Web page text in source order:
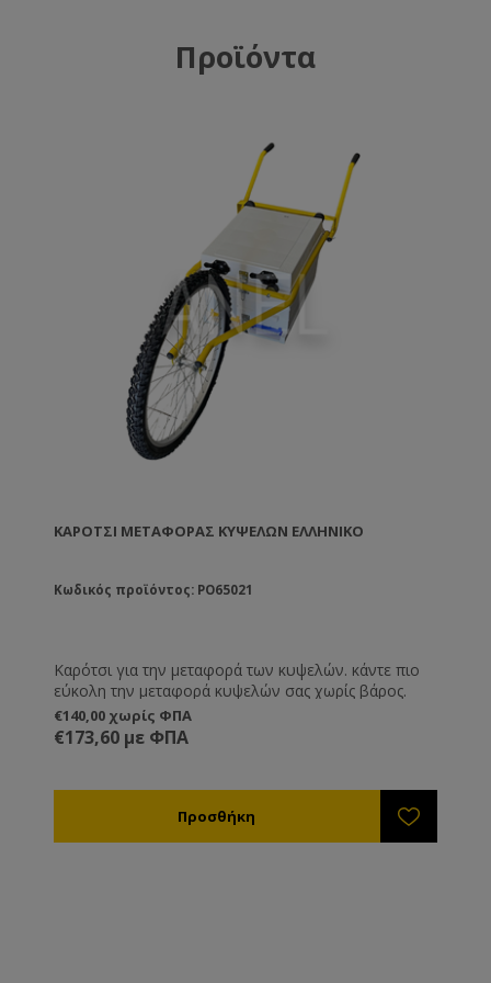
Προϊόντα
ΚΑΡΌΤΣΙ ΜΕΤΑΦΟΡΆΣ ΚΥΨΕΛΏΝ ΕΛΛΗΝΙΚΌ
Κωδικός προϊόντος: PO65021
Καρότσι για την μεταφορά των κυψελών. κάντε πιο
εύκολη την μεταφορά κυψελών σας χωρίς βάρος.
€140,00 χωρίς ΦΠΑ
€173,60 με ΦΠΑ